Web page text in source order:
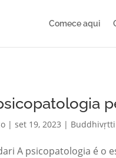
Comece aqui
|set 19, 2023 |
A psicopatologia é o